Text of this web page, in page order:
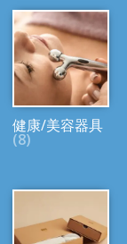
健康/美容器具
(8)